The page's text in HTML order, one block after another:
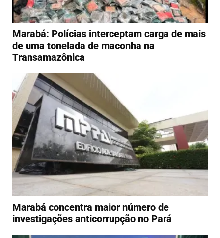
Marabá: Polícias interceptam carga de mais
de uma tonelada de maconha na
Transamazônica
Marabá concentra maior número de
investigações anticorrupção no Pará